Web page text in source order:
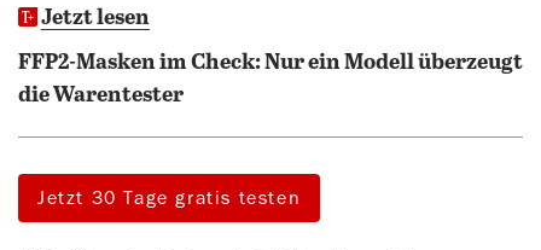
Jetzt lesen
FFP2-Masken im Check: Nur ein Modell überzeugt
die Warentester
Jetzt 30 Tage gratis testen